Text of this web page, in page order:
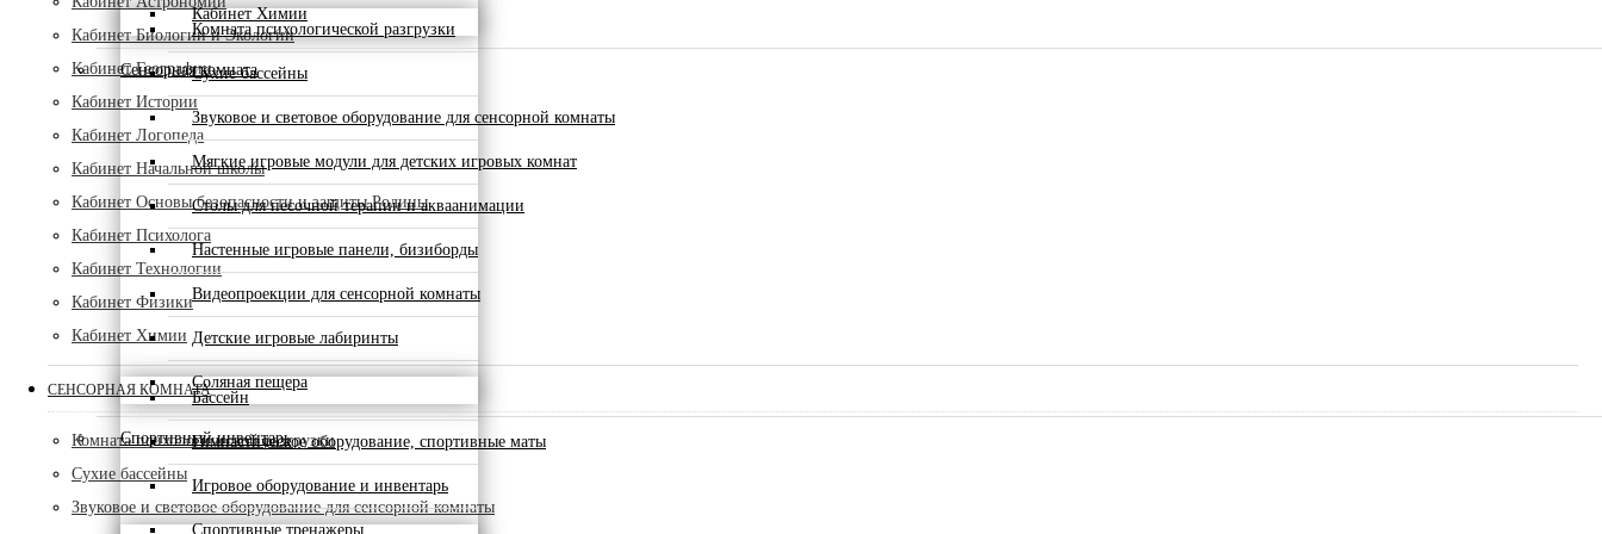
Кабинет Химии
Сенсорная комната
Комната психологической разгрузки
Сухие бассейны
Звуковое и световое оборудование для сенсорной комнаты
Мягкие игровые модули для детских игровых комнат
Столы для песочной терапии и акваанимации
Настенные игровые панели, бизиборды
Видеопроекции для сенсорной комнаты
Детские игровые лабиринты
Соляная пещера
Спортивный инвентарь
Бассейн
Гимнастическое оборудование, спортивные маты
Игровое оборудование и инвентарь
Спортивные тренажеры
Кабинет Биологии и Экологии
Кабинет Географии
Кабинет Истории
Кабинет Логопеда
Кабинет Начальной школы
Кабинет Основы безопасности и защиты Родины
Кабинет Психолога
Кабинет Технологии
Кабинет Физики
Кабинет Химии
СЕНСОРНАЯ КОМНАТА
Комната психологической разгрузки
Сухие бассейны
Звуковое и световое оборудование для сенсорной комнаты